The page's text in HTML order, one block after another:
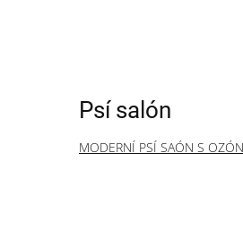
Psí salón
MODERNÍ PSÍ SAÓN S